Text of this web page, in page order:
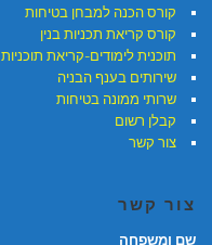
קורס הכנה למבחן בטיחות
קורס קריאת תכניות בנין
תוכנית לימודים-קריאת תוכניות
שירותים בענף הבניה
שרותי ממונה בטיחות
קבלן רשום
צור קשר
צור קשר
שם ומשפחה